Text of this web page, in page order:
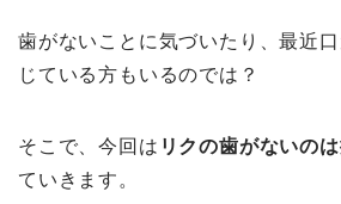
歯がないことに気づいたり、最近
じている方もいるのでは？
そこで、今回は リクの歯がないの
ていきます。